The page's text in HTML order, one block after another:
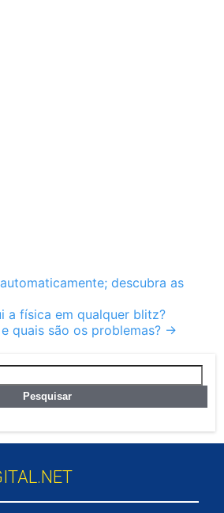
descubra as
a física em qualquer blitz?
quais são os problemas? →